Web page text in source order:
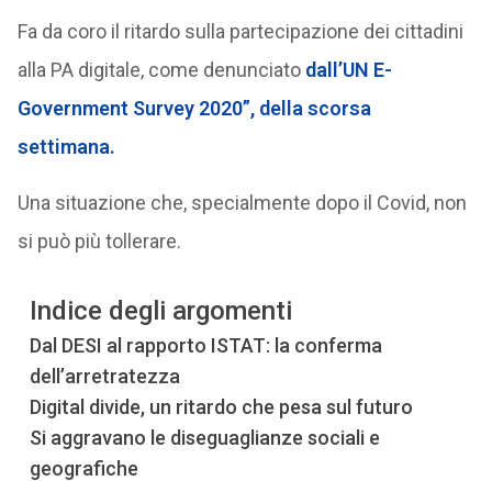
Fa da coro il ritardo sulla partecipazione dei cittadini
alla PA digitale, come denunciato dall’UN E-
Government Survey 2020”, della scorsa
settimana.
Una situazione che, specialmente dopo il Covid, non
si può più tollerare.
Indice degli argomenti
Dal DESI al rapporto ISTAT: la conferma
dell’arretratezza
Digital divide, un ritardo che pesa sul futuro
Si aggravano le diseguaglianze sociali e
geografiche